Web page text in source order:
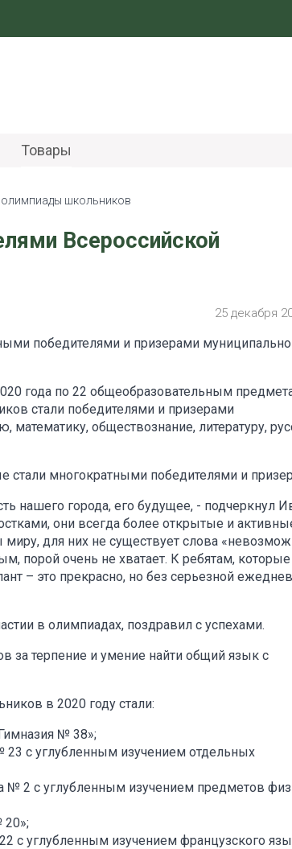
Товары
олимпиады школьников
Всероссийской
25 декабря
победителями и призерами
года по 22 общеобразовательным
стали победителями и призерами
обществознание, литературу,
стали многократными победителями и
нашего города, его будущее, - подчеркнул
они всегда более открытые и
для них не существует слова
порой очень не хватает. К ребятам, которые
– это прекрасно, но без серьезной
в олимпиадах, поздравил с успехами.
за терпение и умение найти общий язык с
в 2020 году стали:
№ 38»;
с углубленным изучением отдельных
№ 2 с углубленным изучением предметов
20»;
с углубленным изучением французского